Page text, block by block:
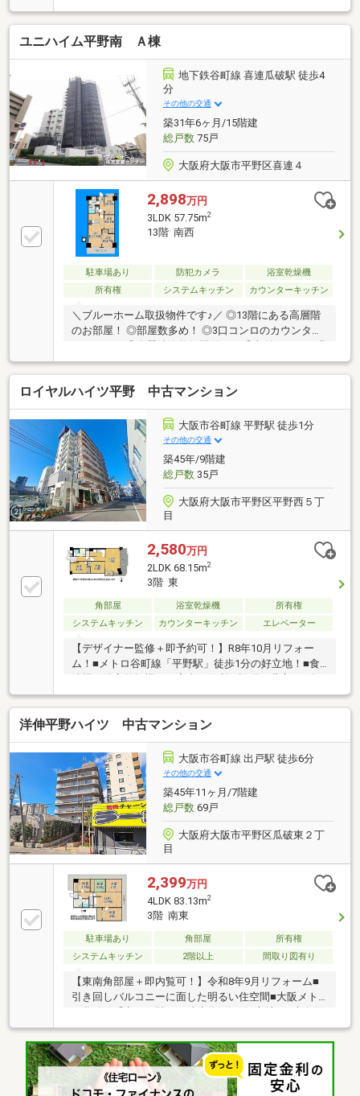
ユニハイム平野南 Ａ棟
地下鉄谷町線 喜連瓜破駅 徒歩4
分
その他の交通
築31年6ヶ月/15階建
総戸数75戸
大阪府大阪市平野区喜連４
2,898万円
3LDK 57.75m2
13階 南西
駐車場あり 防犯カメラ
浴室乾燥機
所有権
システムキッチン カウンターキッチン
＼ブルーホーム取扱物件です♪／ ◎13階にある高層階
のお部屋！ ◎部屋数多め！ ◎3口コンロのカウンター
富！
ロイヤルハイツ平野 中古マンション
大阪市谷町線 平野駅 徒歩1分
その他の交通
築45年/9階建
総戸数35戸
大阪府大阪市平野区平野西５丁
目
2,580万円
2LDK 68.15m2
3階 東
角部屋 浴室乾燥機
所有権
システムキッチン
カウンターキッチン エレベーター
【デザイナー監修＋即予約可！】R8年10月リフォー
ム！■メトロ谷町線「平野駅」徒歩1分の好立地！■食
居室に収納スペースを確保した高い収納力
洋伸平野ハイツ 中古マンション
大阪市谷町線 出戸駅 徒歩6分
その他の交通
築45年11ヶ月/7階建
総戸数69戸
大阪府大阪市平野区瓜破東２丁
目
2,399万円
4LDK 83.13m2
3階 南東
駐車場あり 角部屋
所有権
システムキッチン
2階以上 間取り図有り
【東南角部屋＋即内覧可！】令和8年9月リフォーム■
引き回しバルコニーに面した明るい住空間■大阪メト
積83平米超のゆとりある4LDK